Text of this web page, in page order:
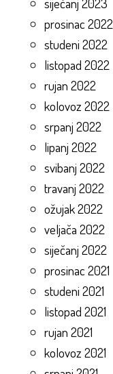
prosinac 2022
studeni 2022
listopad 2022
rujan 2022
kolovoz 2022
srpanj 2022
lipanj 2022
svibanj 2022
travanj 2022
ožujak 2022
veljača 2022
siječanj 2022
prosinac 2021
studeni 2021
listopad 2021
rujan 2021
kolovoz 2021